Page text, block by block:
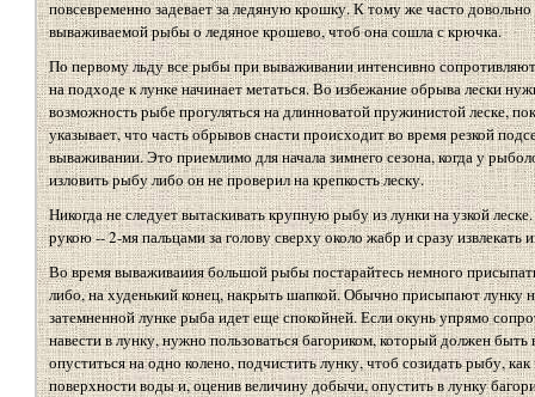
повсевременно задевает за ледяную крошку. К тому же часто
вываживаемой рыбы о ледяное крошево, чтоб она сошла с крючка.
По первому льду все рыбы при вываживании интенсивно
на подходе к лунке начинает метаться. Во избежание обрыва лески
возможность рыбе прогуляться на длинноватой пружинистой леске,
указывает, что часть обрывов снасти происходит во время резкой
вываживании. Это приемлимо для начала зимнего сезона, когда у
изловить рыбу либо он не проверил на крепкость леску.
Никогда не следует вытаскивать крупную рыбу из лунки на узкой
рукою -- 2-мя пальцами за голову сверху около жабр и сразу извлекать
Во время вываживаиия большой рыбы постарайтесь немного
либо, на худенький конец, накрыть шапкой. Обычно присыпают лунку
затемненной лунке рыба идет еще спокойней. Если окунь упрямо
навести в лунку, нужно пользоваться багориком, который должен
опуститься на одно колено, подчистить лунку, чтоб созидать рыбу,
поверхности воды и, оценив величину добычи, опустить в лунку